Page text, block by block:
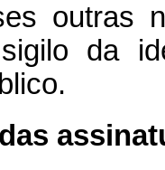
outras
da